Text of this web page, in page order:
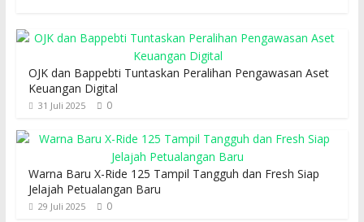
OJK dan Bappebti Tuntaskan Peralihan Pengawasan Aset
Keuangan Digital
31 Juli 2025 0
Warna Baru X-Ride 125 Tampil Tangguh dan Fresh Siap
Jelajah Petualangan Baru
29 Juli 2025 0